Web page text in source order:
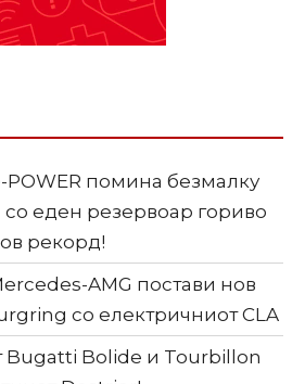
POWER помина безмалку
еден резервоар гориво
рекорд!
AMG постави нов
со електричниот CLA
Bugatti Bolide и Tourbillon